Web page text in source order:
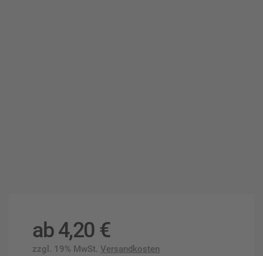
ab4,20 €
zzgl. 19% MwSt. Versandkosten